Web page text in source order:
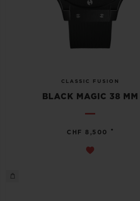
CLASSIC FUSION
BLACK MAGIC 38 MM
CHF 8,500 •